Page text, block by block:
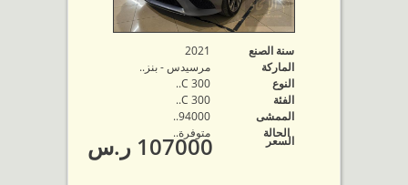
سنة الصنع
2021
الماركة
مرسيدس - بنز..
النوع
C 300..
الفئة
C 300..
الممشى
94000..
الحالة
متوفرة‬..
السعر 107000 ر.س